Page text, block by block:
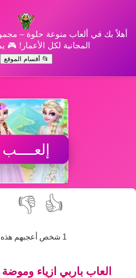
أهلاً بك في ألعاب منوعة حلوة –
المجانية لكل الأعمار!
📂 أقسام الموقع
إلعــــب
👍
👎
1 شخص أعجبهم هذه اللعبة، انضم إليهم!
العاب باربي ازياء